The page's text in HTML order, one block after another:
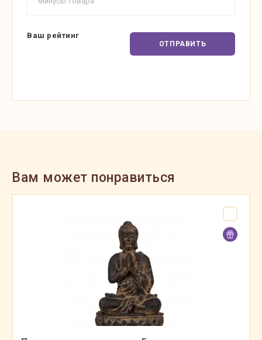
Ваш рейтинг
ОТПРАВИТЬ
Вам может понравиться